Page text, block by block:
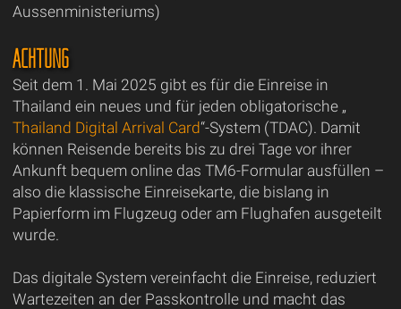
Aussenministeriums)
ACHTUNG
Seit dem 1. Mai 2025 gibt es für die Einreise in
Thailand ein neues und für jeden obligatorische „
Thailand Digital Arrival Card“-System (TDAC). Damit
können Reisende bereits bis zu drei Tage vor ihrer
Ankunft bequem online das TM6-Formular ausfüllen –
also die klassische Einreisekarte, die bislang in
Papierform im Flugzeug oder am Flughafen ausgeteilt
wurde.
Das digitale System vereinfacht die Einreise, reduziert
Wartezeiten an der Passkontrolle und macht das